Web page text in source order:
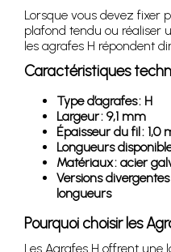
Lorsque vous devez fixer
plafond tendu ou réaliser
les agrafes H répondent
Caractéristiques
Type d’agrafes : H
Largeur : 9,1 mm
Épaisseur du fil : 1,0
Longueurs
Matériaux : acier
Versions
longueurs
Pourquoi choisir les
Les Agrafes H offrent une